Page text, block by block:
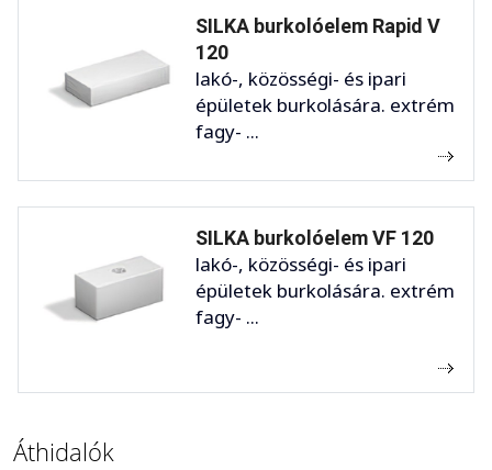
SILKA burkolóelem Rapid V
120
lakó-, közösségi- és ipari
épületek burkolására. extrém
fagy- ...
SILKA burkolóelem VF 120
lakó-, közösségi- és ipari
épületek burkolására. extrém
fagy- ...
Áthidalók